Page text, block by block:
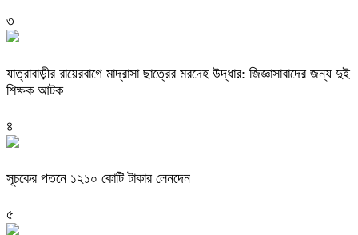
৩
যাত্রাবাড়ীর রায়েরবাগে মাদ্রাসা ছাত্রের মরদেহ উদ্ধার: জিজ্ঞাসাবাদের জন্য দুই
শিক্ষক আটক
৪
সূচকের পতনে ১২১০ কোটি টাকার লেনদেন
৫